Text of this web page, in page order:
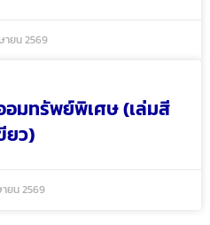
ายน 2569
มทรัพย์พิเศษ (เล่มสี
ยว)
ายน 2569